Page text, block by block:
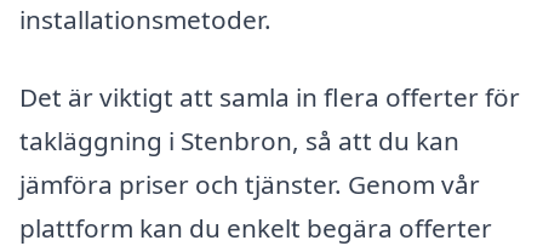
installationsmetoder.
Det är viktigt att samla in flera offerter för
takläggning i Stenbron, så att du kan
jämföra priser och tjänster. Genom vår
plattform kan du enkelt begära offerter